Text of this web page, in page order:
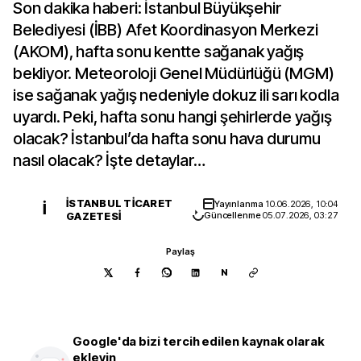
Son dakika haberi: İstanbul Büyükşehir
Belediyesi (İBB) Afet Koordinasyon Merkezi
(AKOM), hafta sonu kentte sağanak yağış
bekliyor. Meteoroloji Genel Müdürlüğü (MGM)
ise sağanak yağış nedeniyle dokuz ili sarı kodla
uyardı. Peki, hafta sonu hangi şehirlerde yağış
olacak? İstanbul’da hafta sonu hava durumu
nasıl olacak? İşte detaylar…
İ
İSTANBUL TICARET
GAZETESI
Yayınlanma 10.06.2026, 10:04
Güncellenme05.07.2026, 03:27
Paylaş
N
Google'da bizi tercih edilen kaynak olarak
ekleyin